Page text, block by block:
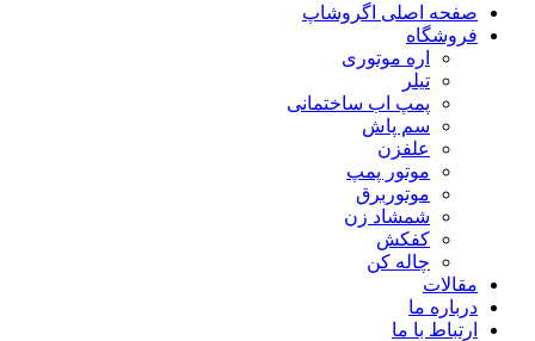
صفحه اصلی اگروشاپ
فروشگاه
اره موتوری
تیلر
پمپ اب ساختمانی
سم پاش
علفزن
موتور پمپ
موتوربرق
شمشاد زن
کفکش
چاله کن
مقالات
درباره ما
ارتباط با ما